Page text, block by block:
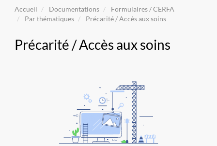
Accueil Documentations
Formulaires / CERFA
Par thématiques
Précarité / Accès aux soins
Précarité / Accès aux soins